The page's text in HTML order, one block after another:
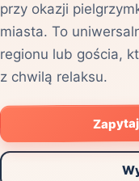
przy okazji
miasta. To
regionu lub gościa,
z chwilą relaksu.